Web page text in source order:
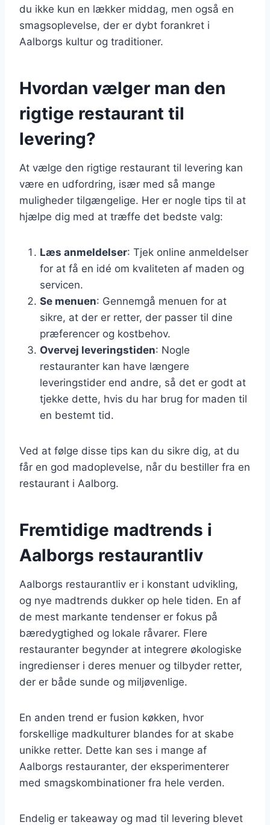
du ikke kun en lækker middag, men også en
smagsoplevelse, der er dybt forankret i
Aalborgs kultur og traditioner.
Hvordan vælger man den
rigtige restaurant til
levering?
At vælge den rigtige restaurant til levering kan
være en udfordring, især med så mange
muligheder tilgængelige. Her er nogle tips til at
hjælpe dig med at træffe det bedste valg:
Læs anmeldelser: Tjek online anmeldelser
for at få en idé om kvaliteten af maden og
servicen.
Se menuen: Gennemgå menuen for at
sikre, at der er retter, der passer til dine
præferencer og kostbehov.
Overvej leveringstiden: Nogle
restauranter kan have længere
leveringstider end andre, så det er godt at
tjekke dette, hvis du har brug for maden til
en bestemt tid.
Ved at følge disse tips kan du sikre dig, at du
får en god madoplevelse, når du bestiller fra en
restaurant i Aalborg.
Fremtidige madtrends i
Aalborgs restaurantliv
Aalborgs restaurantliv er i konstant udvikling,
og nye madtrends dukker op hele tiden. En af
de mest markante tendenser er fokus på
bæredygtighed og lokale råvarer. Flere
restauranter begynder at integrere økologiske
ingredienser i deres menuer og tilbyder retter,
der er både sunde og miljøvenlige.
En anden trend er fusion køkken, hvor
forskellige madkulturer blandes for at skabe
unikke retter. Dette kan ses i mange af
Aalborgs restauranter, der eksperimenterer
med smagskombinationer fra hele verden.
Endelig er takeaway og mad til levering blevet